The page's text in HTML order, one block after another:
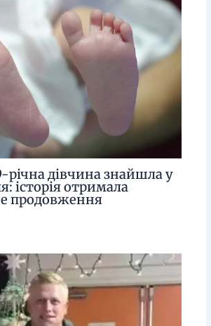
річна дівчина знайшла у
історія отримала
продовження